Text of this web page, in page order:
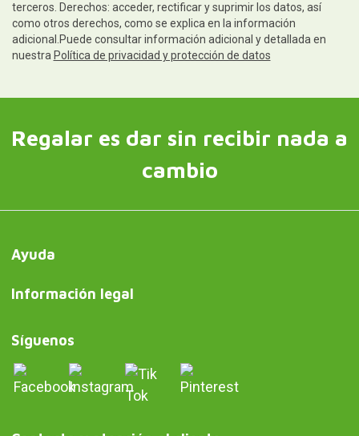
terceros. Derechos: acceder, rectificar y suprimir los datos, así
como otros derechos, como se explica en la información
adicional.Puede consultar información adicional y detallada en
nuestra Política de privacidad y protección de datos
Regalar es dar sin recibir nada a
cambio
Ayuda
Información legal
Síguenos